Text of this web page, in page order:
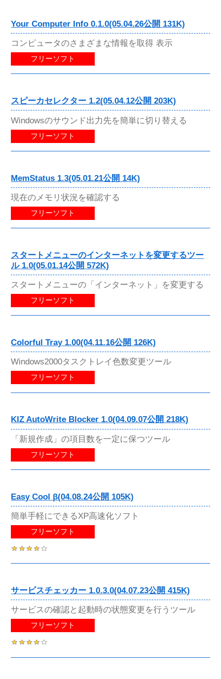
Your Computer Info 0.1.0(05.04.26公開 131K)
コンピュータのさまざまな情報を取得 表示
フリーソフト
スピーカセレクター 1.2(05.04.12公開 203K)
Windowsのサウンド出力先を簡単に切り替える
フリーソフト
MemStatus 1.3(05.01.21公開 14K)
現在のメモリ状況を確認する
フリーソフト
スタートメニューのインターネットを変更するツー
ル 1.0(05.01.14公開 572K)
スタートメニューの「インターネット」を変更する
フリーソフト
Colorful Tray 1.00(04.11.16公開 126K)
Windows2000タスクトレイ色数変更ツール
フリーソフト
KIZ AutoWrite Blocker 1.0(04.09.07公開 218K)
「新規作成」の項目数を一定に保つツール
フリーソフト
Easy Cool β(04.08.24公開 105K)
簡単手軽にできるXP高速化ソフト
フリーソフト
サービスチェッカー 1.0.3.0(04.07.23公開 415K)
サービスの確認と起動時の状態変更を行うツール
フリーソフト